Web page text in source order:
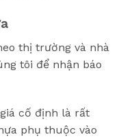
thị trường và nhà
tôi để nhận báo
cố định là rất
phụ thuộc vào